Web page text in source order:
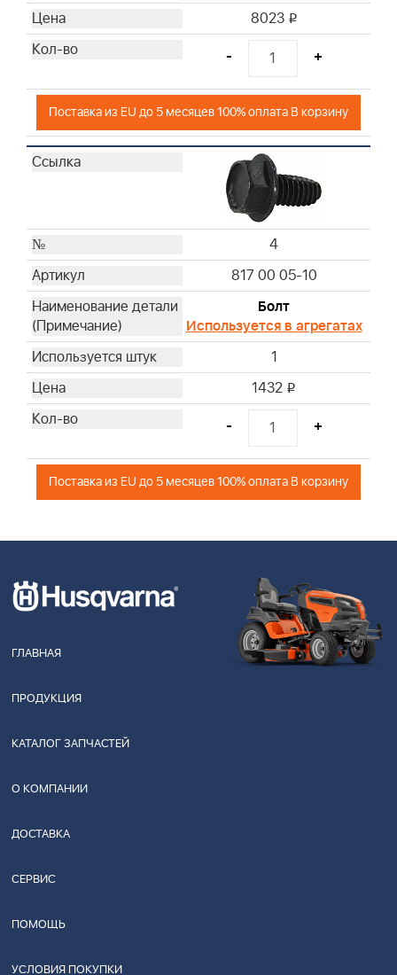
8023 i
- +
Поставка из EU до 5 месяцев 100% оплата В корзину
4
817 00 05-10
Болт
Используется в агрегатах
1
1432 i
- +
Поставка из EU до 5 месяцев 100% оплата В корзину
ГЛАВНАЯ
ПРОДУКЦИЯ
КАТАЛОГ ЗАПЧАСТЕЙ
О КОМПАНИИ
ДОСТАВКА
СЕРВИС
ПОМОЩЬ
УСЛОВИЯ ПОКУПКИ